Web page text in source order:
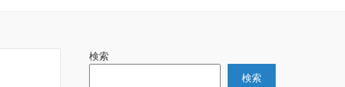
検索
検索